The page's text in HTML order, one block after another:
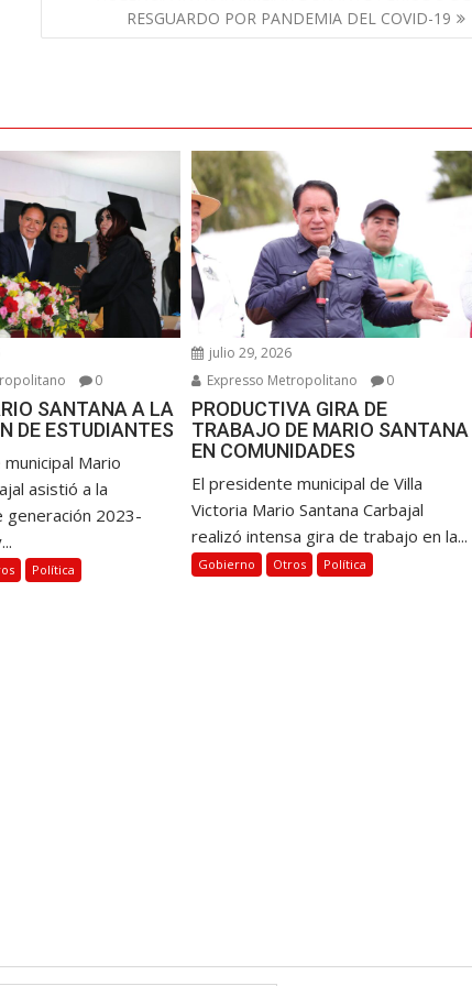
RESGUARDO POR PANDEMIA DEL COVID-19
0
SANTANA A LA
DE ESTUDIANTES
Mario
asistió a la
generación 2023-
Política
julio 29, 2026
Expresso Metropolitano
0
PRODUCTIVA GIRA DE
TRABAJO DE MARIO SANTANA
EN COMUNIDADES
El presidente municipal de Villa
Victoria Mario Santana Carbajal
realizó intensa gira de trabajo en la...
Gobierno Otros Política